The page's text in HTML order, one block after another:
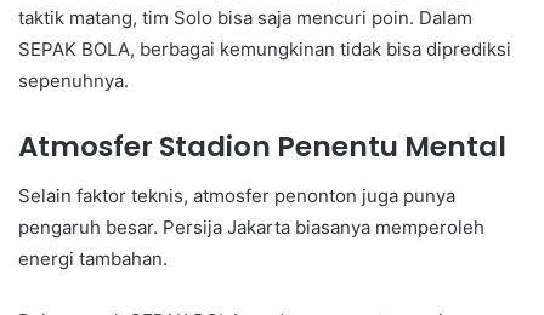
taktik matang, tim Solo bisa saja mencuri poin. Dalam
SEPAK BOLA, berbagai kemungkinan tidak bisa diprediksi
sepenuhnya.
Atmosfer Stadion Penentu Mental
Selain faktor teknis, atmosfer penonton juga punya
pengaruh besar. Persija Jakarta biasanya memperoleh
energi tambahan.